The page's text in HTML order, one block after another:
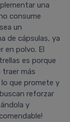
una
consume
un
de cápsulas, ya
en polvo. El
es porque
traer más
que promete y
reforzar
y